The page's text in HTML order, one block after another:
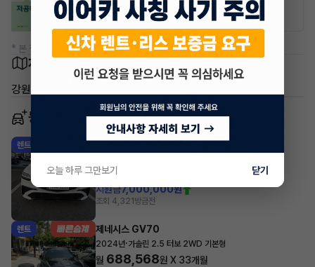
20% 할인 50% 할인
* 본 정보는 지자체마다 다를 수 있으니 실제 정보와 확인해 주세요.
차량 위치
강원특별자치도 원주시 태장동
동일 차종 이어카
렌트
월1,076,205
지원금7,000,000원
조회 4,321 방금전
렌트 제네시스 GV70
2024년·가솔린 2.5 터보 2WD 기본형
월 688,568원 X 33개월
오늘 하루 그만보기 닫기